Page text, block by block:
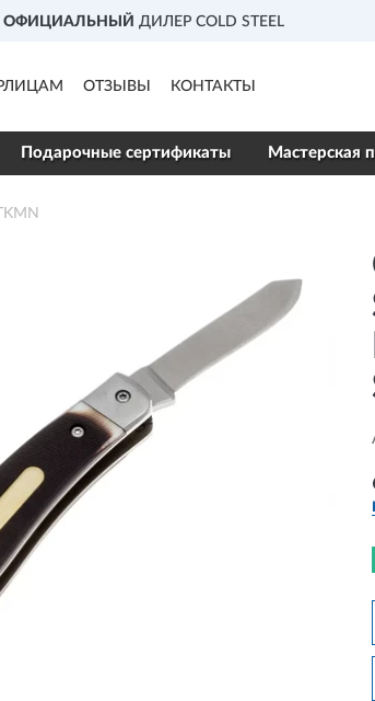
ОФИЦИАЛЬНЫЙ ДИЛЕР COLD STEEL
ОТЗЫВЫ КОНТАКТЫ
Подарочные сертификаты Мастерская